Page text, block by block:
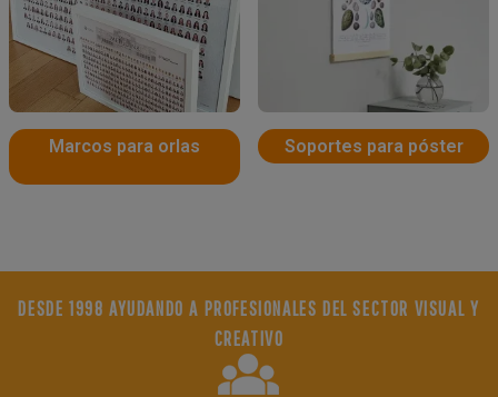
Marcos para orlas Soportes para póster
DESDE 1998 AYUDANDO A PROFESIONALES DEL SECTOR VISUAL Y
CREATIVO